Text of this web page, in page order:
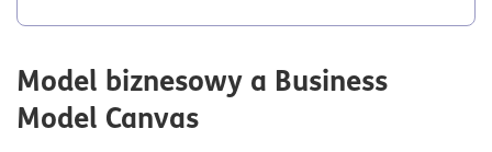
Model biznesowy a Business
Model Canvas